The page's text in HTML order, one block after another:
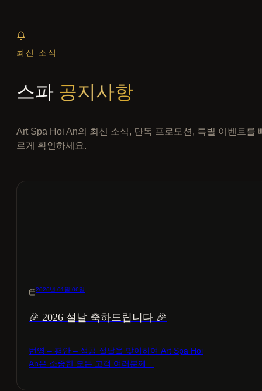
최신 소식
스파 공지사항
Art Spa Hoi An의 최신 소식, 단독 프로모션, 특별 이벤트를
르게 확인하세요.
2026년 01월 06일
🎉 2026 설날 축하드립니다 🎉
번영 – 평안 – 성공 설날을 맞이하여 Art Spa Hoi
An은 소중한 모든 고객 여러분께…